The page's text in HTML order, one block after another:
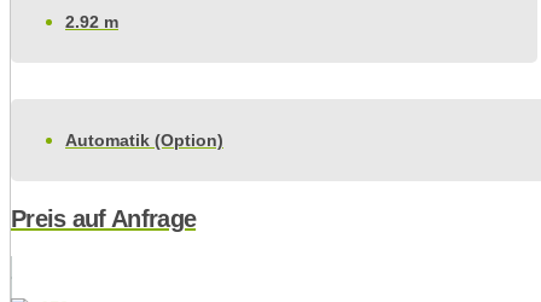
2.92 m
Automatik (Option)
Preis auf Anfrage